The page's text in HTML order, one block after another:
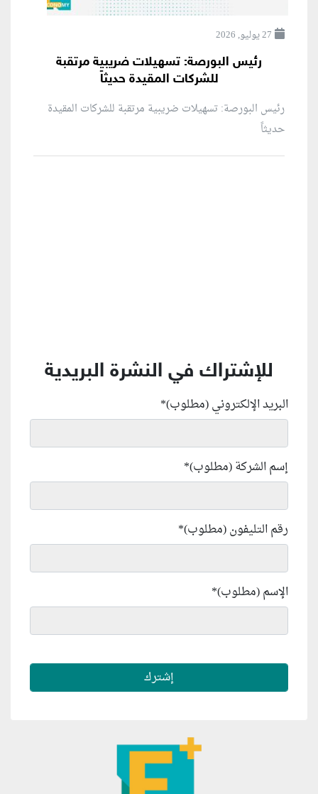
27 يوليو, 2026
رئيس البورصة: تسهيلات ضريبية مرتقبة
للشركات المقيدة حديثاً
رئيس البورصة: تسهيلات ضريبية مرتقبة للشركات المقيدة
حديثاً
للإشتراك في النشرة البريدية
البريد الإلكتروني (مطلوب)*
إسم الشركة (مطلوب)*
رقم التليفون (مطلوب)*
الإسم (مطلوب)*